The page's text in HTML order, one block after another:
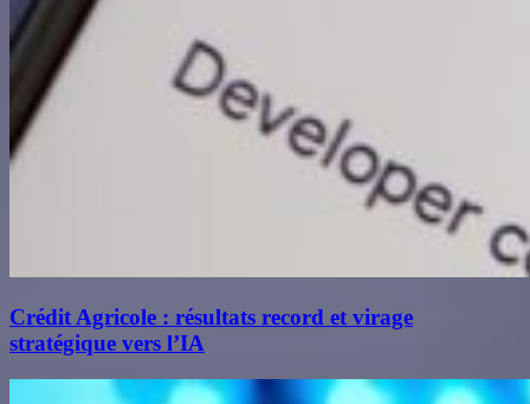
Crédit Agricole : résultats record et virage
stratégique vers l’IA